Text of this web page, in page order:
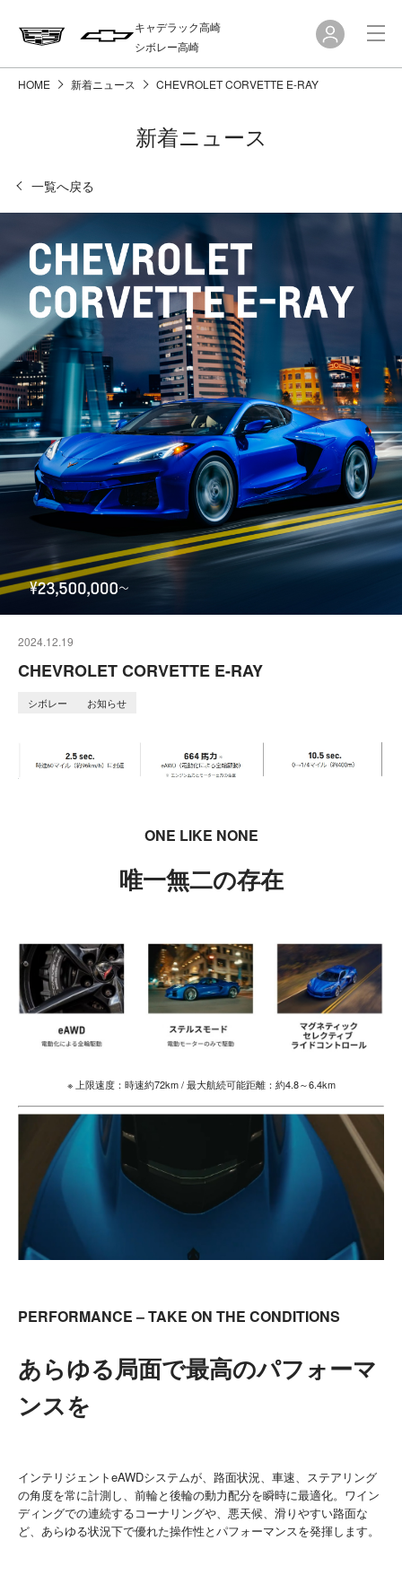
キャデラック高崎
シボレー高崎
HOME 新着ニュース CHEVROLET CORVETTE E-RAY
新着ニュース
一覧へ戻る
2024.12.19
CHEVROLET CORVETTE E-RAY
シボレー お知らせ
ONE LIKE NONE
唯一無二の存在
※ 上限速度：時速約72km / 最大航続可能距離：約4.8～6.4km
PERFORMANCE – TAKE ON THE CONDITIONS
あらゆる局面で最高のパフォーマ
ンスを
インテリジェントeAWDシステムが、路面状況、車速、ステアリング
の角度を常に計測し、前輪と後輪の動力配分を瞬時に最適化。ワイン
ディングでの連続するコーナリングや、悪天候、滑りやすい路面な
ど、あらゆる状況下で優れた操作性とパフォーマンスを発揮します。